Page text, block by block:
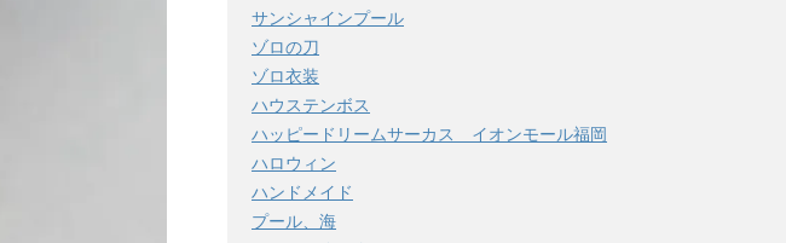
サンシャインプール
ゾロの刀
ゾロ衣装
ハウステンボス
ハッピードリームサーカス イオンモール福岡
ハロウィン
ハンドメイド
プール、海